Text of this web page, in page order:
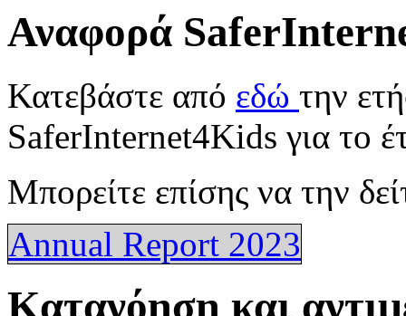
Αναφορά
Κατεβάστε από εδώ την
SaferInternet4Kids για το
Μπορείτε επίσης να την
Annual Report 2023
Κατανόηση και